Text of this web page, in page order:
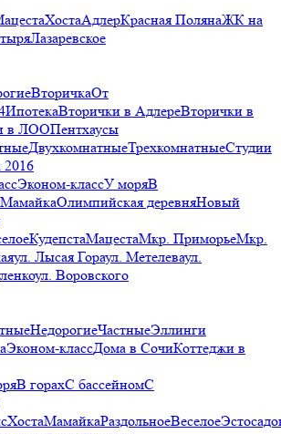
ХостаАдлерКрасная ПолянаЖК на
Лазаревское
ВторичкаОт
ИпотекаВторички в АдлереВторички в
в ЛООПентхаусы
ДвухкомнатныеТрехкомнатныеСтудии
Эконом-классУ моряВ
МамайкаОлимпийская деревняНовый
КудепстаМацестаМкр. ПриморьеМкр.
ул. Лысая Гораул. Метелеваул.
ул. Воровского
НедорогиеЧастныеЭллинги
Эконом-классДома в СочиКоттеджи в
В горахС бассейномС
ХостаМамайкаРаздольноеВеселое